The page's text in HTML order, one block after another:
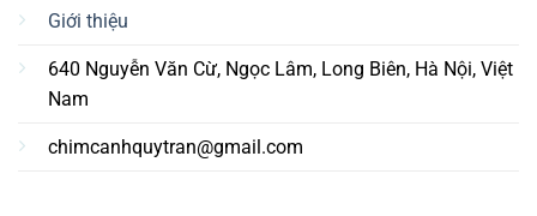
Giới thiệu
640 Nguyễn Văn Cừ, Ngọc Lâm, Long Biên, Hà Nội, Việt
Nam
chimcanhquytran@gmail.com